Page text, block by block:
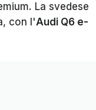
La svedese
con l'Audi Q6 e-